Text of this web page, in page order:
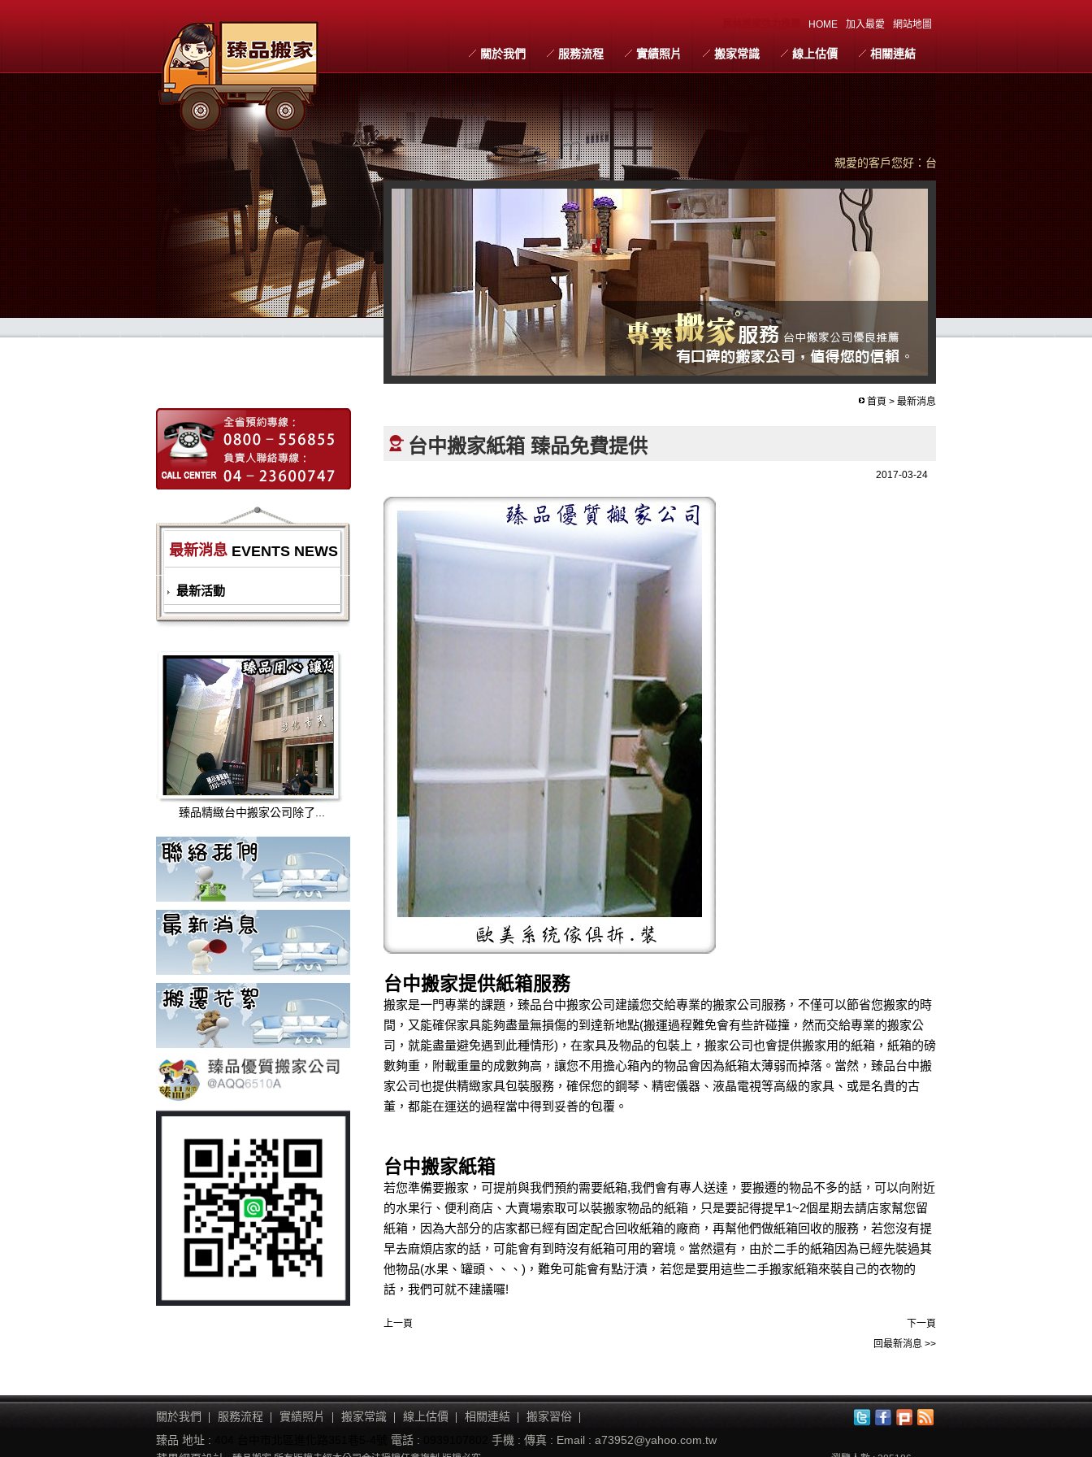
HOME 加入最愛 網站地圖
關於我們 服務流程 實績照片 搬家常識 線上估價
相關連結
搬家習俗
親愛的客戶您好：台中搬家珍惜每次為您服務的機
最新消息 EVENTS NEWS
最新活動
臻品精緻台中搬家公司除了...
首頁 > 最新消息
台中搬家紙箱 臻品免費提供
2017-03-24
台中搬家提供紙箱服務
搬家是一門專業的課題，臻品台中搬家公司建議您交給專業的搬家公司服務，不僅可以節省您搬家的時
間，又能確保家具能夠盡量無損傷的到達新地點(搬運過程難免會有些許碰撞，然而交給專業的搬家公
司，就能盡量避免遇到此種情形)，在家具及物品的包裝上，搬家公司也會提供搬家用的紙箱，紙箱的磅
數夠重，附載重量的成數夠高，讓您不用擔心箱內的物品會因為紙箱太薄弱而掉落。當然，臻品台中搬
家公司也提供精緻家具包裝服務，確保您的鋼琴、精密儀器、液晶電視等高級的家具、或是名貴的古
董，都能在運送的過程當中得到妥善的包覆。
台中搬家紙箱
若您準備要搬家，可提前與我們預約需要紙箱,我們會有專人送達，要搬遷的物品不多的話，可以向附近
的水果行、便利商店、大賣場索取可以裝搬家物品的紙箱，只是要記得提早1~2個星期去請店家幫您留
紙箱，因為大部分的店家都已經有固定配合回收紙箱的廠商，再幫他們做紙箱回收的服務，若您沒有提
早去麻煩店家的話，可能會有到時沒有紙箱可用的窘境。當然還有，由於二手的紙箱因為已經先裝過其
他物品(水果、罐頭、、、)，難免可能會有點汙漬，若您是要用這些二手搬家紙箱來裝自己的衣物的
話，我們可就不建議囉!
上一頁
下一頁
回最新消息 >>
關於我們 服務流程 實績照片 搬家常識 線上估價 相關連結
搬家習俗
臻品 地址 :
電話 : 手機 : 傳真 : Email : a73952@yahoo.com.tw